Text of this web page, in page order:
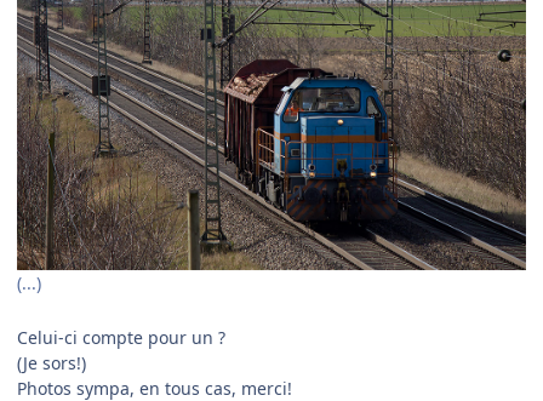
(...)
​Celui-ci compte pour un ?
(Je sors!)
Photos sympa, en tous cas, merci!